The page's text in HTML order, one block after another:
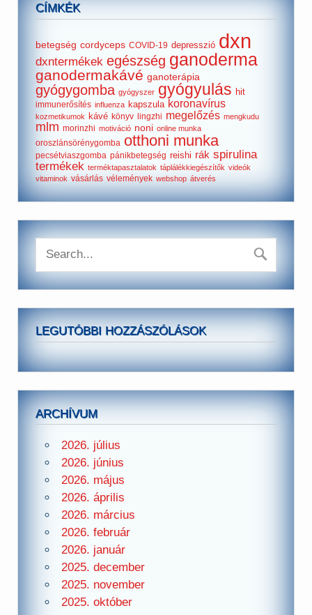
CÍMKÉK
betegség cordyceps COVID-19 depresszió dxn
dxntermékek egészség ganoderma
ganodermakávé ganoterápia
gyógygomba gyógyszer gyógyulás hit
immunerősítés influenza kapszula koronavírus
kozmetikumok kávé könyv lingzhi megelőzés mengkudu
mlm morinzhi motiváció noni online munka
oroszlánsörénygomba otthoni munka
pecsétviaszgomba pánikbetegség reishi rák spirulina
termékek terméktapasztalatok táplálékkiegészítők videók
vitaminok vásárlás vélemények webshop átverés
LEGUTÓBBI HOZZÁSZÓLÁSOK
ARCHÍVUM
2026. július
2026. június
2026. május
2026. április
2026. március
2026. február
2026. január
2025. december
2025. november
2025. október